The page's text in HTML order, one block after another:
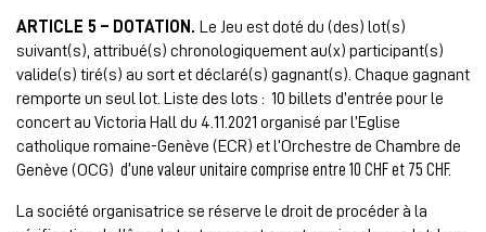
ARTICLE 5 – DOTATION. Le Jeu est doté du (des) lot(s)
suivant(s), attribué(s) chronologiquement au(x) participant(s)
valide(s) tiré(s) au sort et déclaré(s) gagnant(s). Chaque gagnant
remporte un seul lot. Liste des lots : 10 billets d’entrée pour le
concert au Victoria Hall du 4.11.2021 organisé par l’Eglise
catholique romaine-Genève (ECR) et l’Orchestre de Chambre de
Genève (OCG) d’une valeur unitaire comprise entre 10 CHF et 75 CHF.
La société organisatrice se réserve le droit de procéder à la